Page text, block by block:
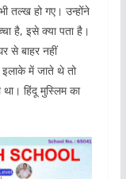
तल्ख हो गए। उन्होंने
है, इसे क्या पता है।
से बाहर नहीं
में जाते थे तो
हिंदू मुस्लिम का